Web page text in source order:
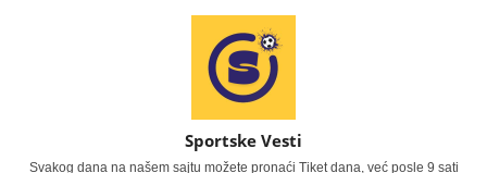
Sportske Vesti
Svakog dana na našem sajtu možete pronaći Tiket dana, već posle 9 sati